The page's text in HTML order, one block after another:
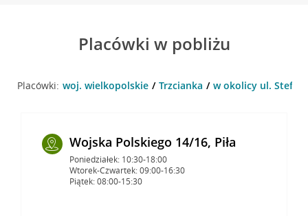
Placówki w pobliżu
Placówki: woj. wielkopolskie Trzcianka w okolicy ul.
Wojska Polskiego 14/16, Piła
Poniedziałek: 10:30-18:00
Wtorek-Czwartek: 09:00-16:30
Piątek: 08:00-15:30